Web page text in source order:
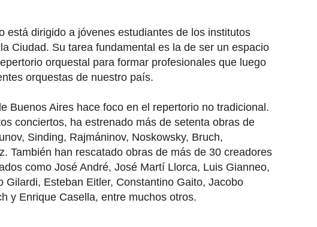
está dirigido a jóvenes estudiantes de los institutos
Ciudad. Su tarea fundamental es la de ser un espacio
orquestal para formar profesionales que luego
orquestas de nuestro país.
Buenos Aires hace foco en el repertorio no tradicional.
conciertos, ha estrenado más de setenta obras de
Sinding, Rajmáninov, Noskowsky, Bruch,
También han rescatado obras de más de 30 creadores
como José André, José Martí Llorca, Luis Gianneo,
Gilardi, Esteban Eitler, Constantino Gaito, Jacobo
y Enrique Casella, entre muchos otros.